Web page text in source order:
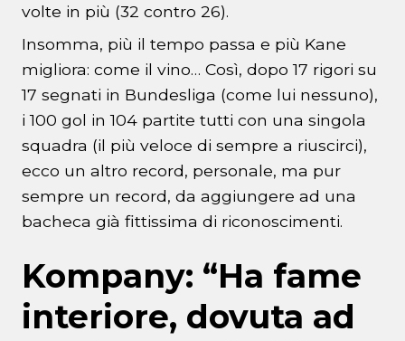
volte in più (32 contro 26).
Insomma, più il tempo passa e più Kane
migliora: come il vino… Così, dopo 17 rigori su
17 segnati in Bundesliga (come lui nessuno),
i 100 gol in 104 partite tutti con una singola
squadra (il più veloce di sempre a riuscirci),
ecco un altro record, personale, ma pur
sempre un record, da aggiungere ad una
bacheca già fittissima di riconoscimenti.
Kompany: “Ha fame
interiore, dovuta ad